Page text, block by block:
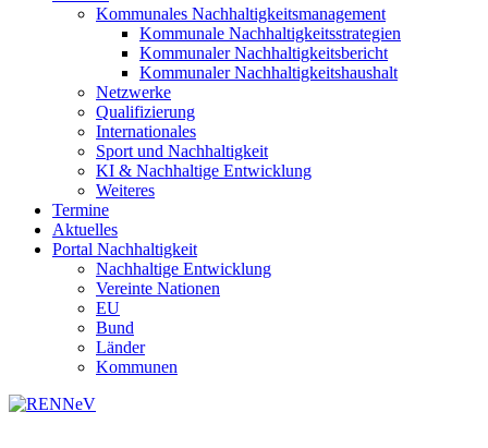
Kommunales Nachhaltigkeitsmanagement
Kommunale Nachhaltigkeitsstrategien
Kommunaler Nachhaltigkeitsbericht
Kommunaler Nachhaltigkeitshaushalt
Netzwerke
Qualifizierung
Internationales
Sport und Nachhaltigkeit
KI & Nachhaltige Entwicklung
Weiteres
Termine
Aktuelles
Portal Nachhaltigkeit
Nachhaltige Entwicklung
Vereinte Nationen
EU
Bund
Länder
Kommunen